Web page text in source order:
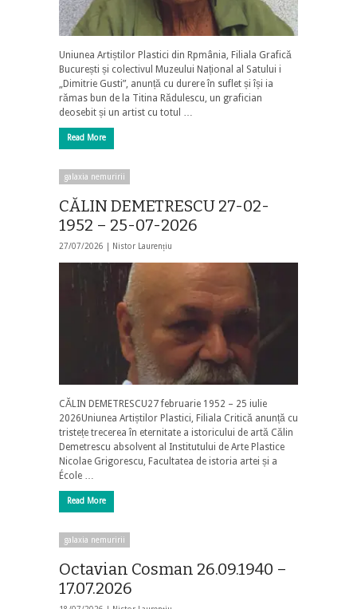
Uniunea Artiștilor Plastici din Rpmânia, Filiala Grafică
București și colectivul Muzeului Național al Satului i
„Dimitrie Gusti”, anunță cu durere în suflet și își ia
rămas bun de la Titina Rădulescu, un grafician
deosebit și un artist cu totul …
Read More
galaxia nemuririi
CĂLIN DEMETRESCU 27-02-
1952 – 25-07-2026
27/07/2026 | Nistor Laurențiu
CĂLIN DEMETRESCU27 februarie 1952 – 25 iulie
2026Uniunea Artiștilor Plastici, Filiala Critică anunță cu
tristețe trecerea în eternitate a istoricului de artă Călin
Demetrescu absolvent al Institutului de Arte Plastice
Nicolae Grigorescu, Facultatea de istoria artei și a
École …
Read More
galaxia nemuririi
Octavian Cosman 26.09.1940 –
17.07.2026